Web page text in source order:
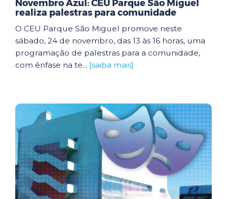
Novembro Azul: CEU Parque São Miguel
realiza palestras para comunidade
O CEU Parque São Miguel promove neste
sábado, 24 de novembro, das 13 às 16 horas, uma
programação de palestras para a comunidade,
com ênfase na te... [saiba mais]